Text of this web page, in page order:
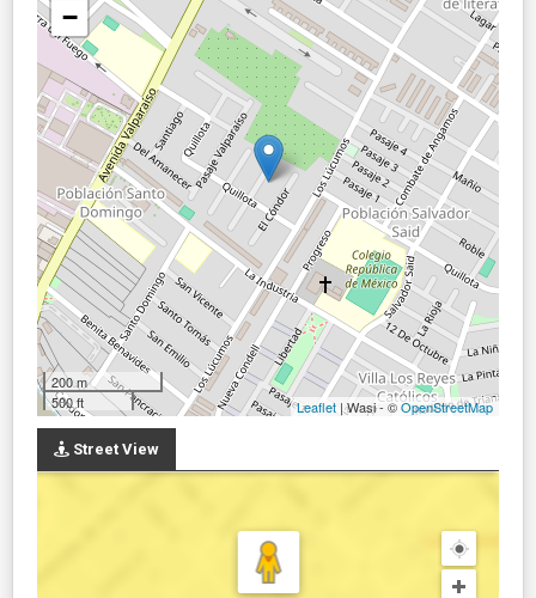
−
200 m
500 ft
Leaflet | Wasi - ©OpenStreetMap
Street View